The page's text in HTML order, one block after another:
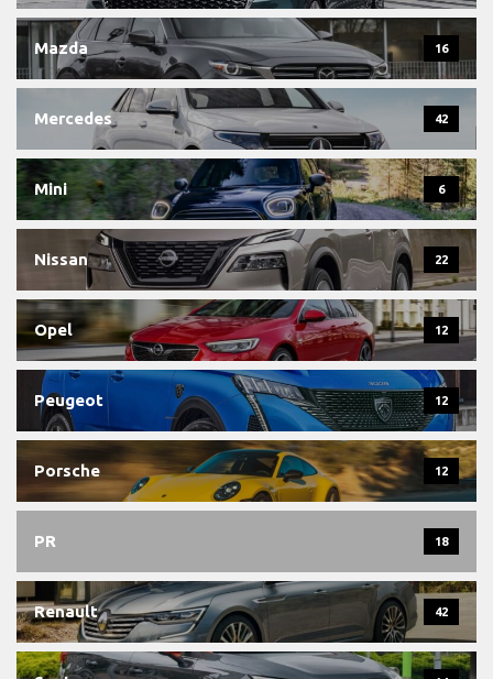
Mazda 16
Mercedes 42
Mini 6
Nissan 22
Opel 12
Peugeot 12
Porsche 12
PR 18
Renault 42